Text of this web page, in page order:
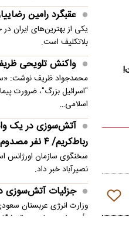
عقبگرد رامین
بلاتکلیف است.
واکنش تلویحی
محمدجواد ظریف نوشت:
"اسرائیل بزرگ"، ضرورت
اسلامی…
آتش‌سوزی در یک
رباط‌کریم/ ۴ نفر مصدوم شدند
سخنگوی سازمان اورژانس
نصیرآباد خبر داد.
جزئیات آتش‌سوزی
وزارت انرژی عربستان
تأسیسات متعلق به